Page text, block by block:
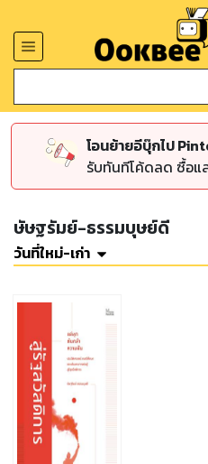
โอนย้ายอีบุ๊กไป
รับทันทีโค้ดลด ซื้อแ
ษัษฐรัมย์-ธรรมบุษย์ดี
วันที่ใหม่-เก่า